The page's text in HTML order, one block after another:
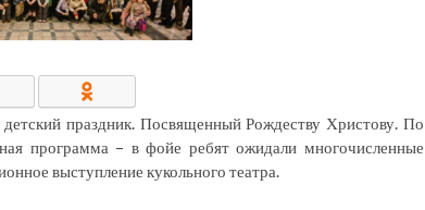
праздник. Посвященный Рождеству Христову. По
программа – в фойе ребят ожидали многочисленные
выступление кукольного театра.